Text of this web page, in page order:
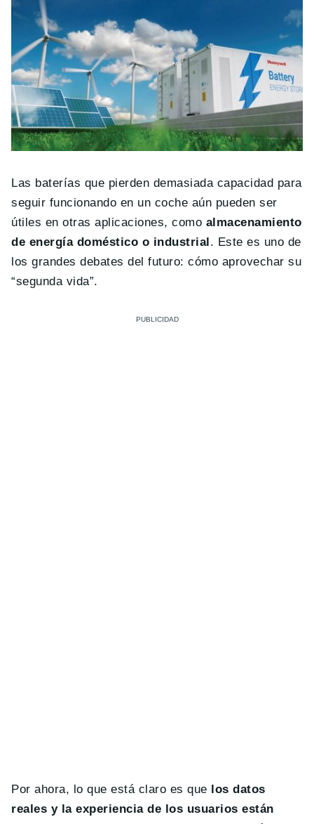
Las baterías que pierden demasiada capacidad para
seguir funcionando en un coche aún pueden ser
útiles en otras aplicaciones, como almacenamiento
de energía doméstico o industrial. Este es uno de
los grandes debates del futuro: cómo aprovechar su
“segunda vida”.
Por ahora, lo que está claro es que los datos
reales y la experiencia de los usuarios están